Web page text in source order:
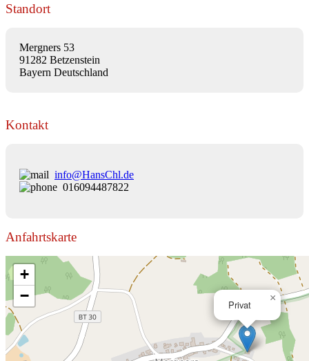
Standort
Mergners 53
91282 Betzenstein
Bayern Deutschland
Kontakt
info@HansChl.de
016094487822
Anfahrtskarte
Privat
×
+
−